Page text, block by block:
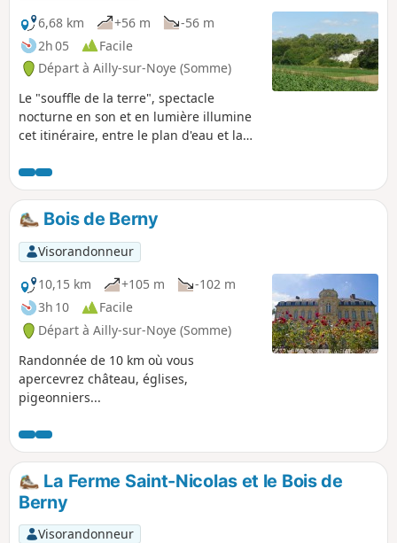
6,68 km
+56 m
-56 m
2h 05
Facile
Départ à Ailly-sur-Noye (Somme)
Le "souffle de la terre", spectacle
nocturne en son et en lumière illumine
cet itinéraire, entre le plan d'eau et la
Bois de Berny
Visorandonneur
10,15 km
+105 m
-102 m
3h 10
Facile
Départ à Ailly-sur-Noye (Somme)
Randonnée de 10 km où vous
apercevrez château, églises,
pigeonniers...
La Ferme Saint-Nicolas et le Bois de
Berny
Visorandonneur